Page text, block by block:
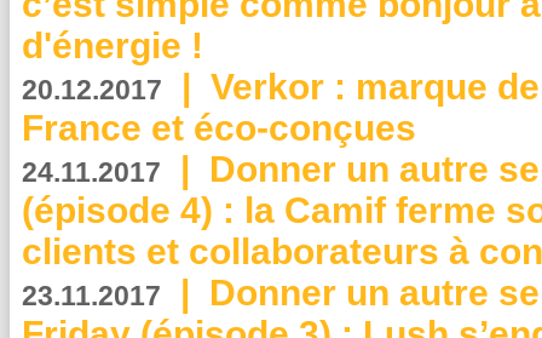
d'énergie !
20.12.2017 | Verkor : marque
France et éco-conçues
24.11.2017 | Donner un autre
(épisode 4) : la Camif ferme
clients et collaborateurs à
23.11.2017 | Donner un autre